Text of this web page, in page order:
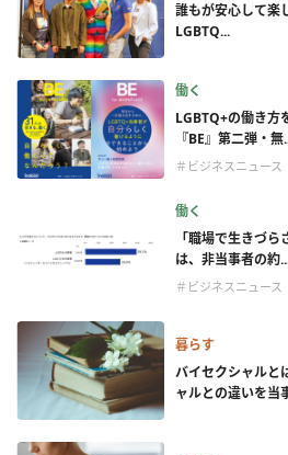
誰もが安心して楽
LGBTQ...
働く
LGBTQ+の働き方
『BE』第二弾・無
＃ビジネスニュース
働く
「職場で生きづ
は、非当事者の約
＃ビジネスニュース
暮らす
バイセクシャル
ャルとの違いを当